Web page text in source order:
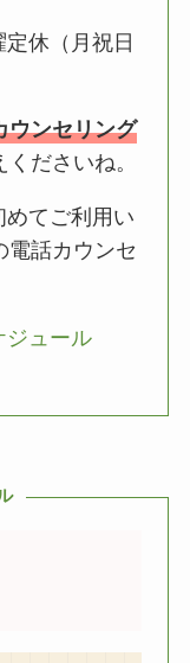
休（月祝日
ウンセリング
ださいね。
てご利用い
電話カウンセ
ジュール